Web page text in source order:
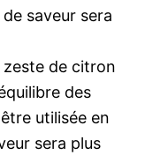
saveur sera
zeste de citron
des
utilisée en
sera plus